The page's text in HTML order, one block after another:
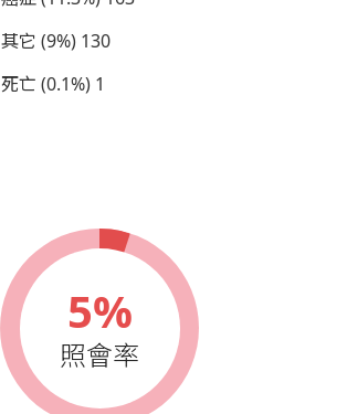
其它 (9%) 130
死亡 (0.1%) 1
5%
照會率